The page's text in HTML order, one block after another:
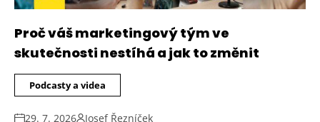
Proč váš marketingový tým ve
skutečnosti nestíhá a jak to změnit
Podcasty a videa
29. 7. 2026 Josef Řezníček